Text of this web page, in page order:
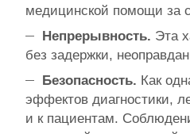
медицинской помощи за
Непрерывность. Эта
без задержки,
Безопасность. Как
эффектов диагностики,
и к пациентам.